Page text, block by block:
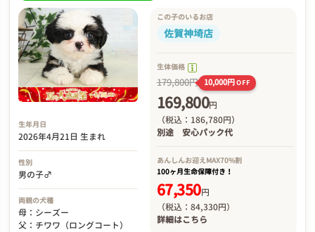
生年月日
2026年4月21日 生まれ
性別
男の子♂
両親の犬種
母：シーズー
父：チワワ（ロングコート）
この子のいるお店
佐賀神埼店
生体価格
179,800円 10,000円OFF
169,800円
（税込：186,780円）
別途 安心パック代
あんしんお迎え MAX70%割
100ヶ月生命保障付き！
67,350円
（税込：84,330円）
詳細はこちら